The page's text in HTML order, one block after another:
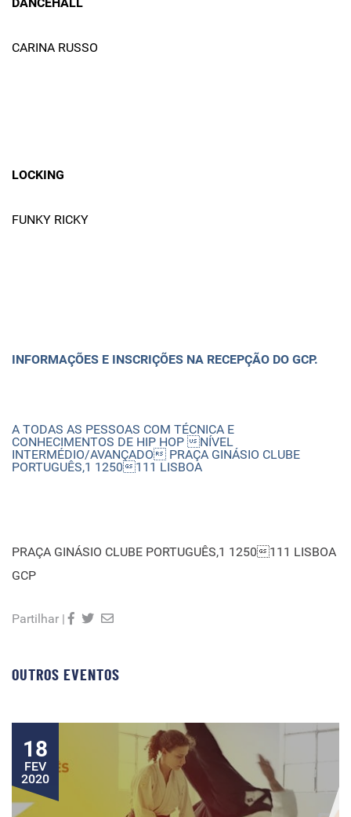
CARINA RUSSO
LOCKING
FUNKY RICKY
INFORMAÇÕES E INSCRIÇÕES NA RECEPÇÃO DO GCP.
A TODAS AS PESSOAS COM TÉCNICA E
CONHECIMENTOS DE HIP HOP NÍVEL
INTERMÉDIO/AVANÇADO PRAÇA GINÁSIO CLUBE
PORTUGUÊS,1 1250111 LISBOA
PRAÇA GINÁSIO CLUBE PORTUGUÊS,1 1250111 LISBOA
GCP
Partilhar |
OUTROS EVENTOS
18
FEV
2020